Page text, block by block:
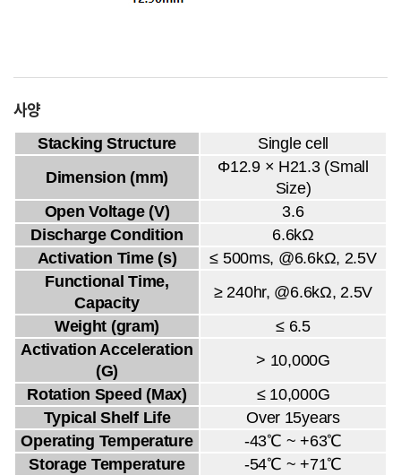
사양
Stacking Structure
Single cell
Dimension (mm)
Φ12.9 × H21.3 (Small
Size)
Open Voltage (V)
3.6
Discharge Condition
6.6kΩ
Activation Time (s)
≤ 500ms, @6.6kΩ, 2.5V
Functional Time,
Capacity
≥ 240hr, @6.6kΩ, 2.5V
Weight (gram)
≤ 6.5
Activation Acceleration
(G)
> 10,000G
Rotation Speed (Max)
≤ 10,000G
Typical Shelf Life
Over 15years
Operating Temperature
-43℃ ~ +63℃
Storage Temperature
-54℃ ~ +71℃